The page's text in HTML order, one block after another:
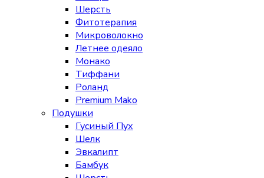
Шерсть
Фитотерапия
Микроволокно
Летнее одеяло
Монако
Тиффани
Роланд
Premium Mako
Подушки
Гусиный Пух
Шелк
Эвкалипт
Бамбук